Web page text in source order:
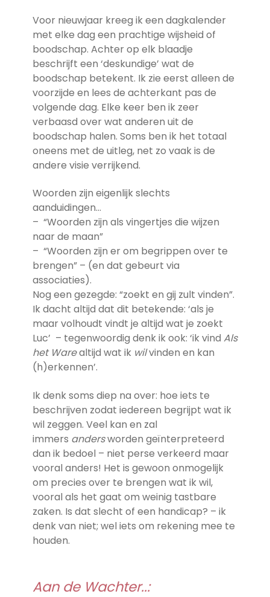
Voor nieuwjaar kreeg ik een dagkalender
met elke dag een prachtige wijsheid of
boodschap. Achter op elk blaadje
beschrijft een ‘deskundige’ wat de
boodschap betekent. Ik zie eerst alleen de
voorzijde en lees de achterkant pas de
volgende dag. Elke keer ben ik zeer
verbaasd over wat anderen uit de
boodschap halen. Soms ben ik het totaal
oneens met de uitleg, net zo vaak is de
andere visie verrijkend.
Woorden zijn eigenlijk slechts
aanduidingen…
– “Woorden zijn als vingertjes die wijzen
naar de maan”
– “Woorden zijn er om begrippen over te
brengen” – (en dat gebeurt via
associaties).
Nog een gezegde: “zoekt en gij zult vinden”.
Ik dacht altijd dat dit betekende: ‘als je
maar volhoudt vindt je altijd wat je zoekt
Luc’ – tegenwoordig denk ik ook: ‘ik vind Als
het Warealtijd wat ikwilvinden en kan
(h)erkennen’.
Ik denk soms diep na over: hoe iets te
beschrijven zodat iedereen begrijpt wat ik
wil zeggen. Veel kan en zal
immers andersworden geïnterpreteerd
dan ik bedoel – niet perse verkeerd maar
vooral anders! Het is gewoon onmogelijk
om precies over te brengen wat ik wil,
vooral als het gaat om weinig tastbare
zaken. Is dat slecht of een handicap? – ik
denk van niet; wel iets om rekening mee te
houden.
Aan de Wachter..: